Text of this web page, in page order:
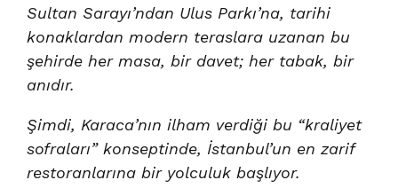
Sultan Sarayı’ndan Ulus Parkı’na, tarihi
konaklardan modern teraslara uzanan bu
şehirde her masa, bir davet; her tabak, bir
anıdır.
Şimdi, Karaca’nın ilham verdiği bu “kraliyet
sofraları” konseptinde, İstanbul’un en zarif
restoranlarına bir yolculuk başlıyor.